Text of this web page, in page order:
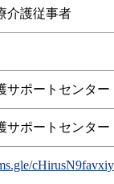
介護従事者
サポートセンター
サポートセンター